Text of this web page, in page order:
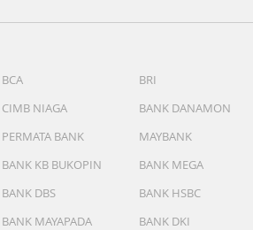
: Penyimpanan kabel dan
mudah
BCA
BRI
CIMB NIAGA
BANK DANAMON
PERMATA BANK
MAYBANK
BANK KB BUKOPIN
BANK MEGA
BANK DBS
BANK HSBC
BANK MAYAPADA
BANK DKI